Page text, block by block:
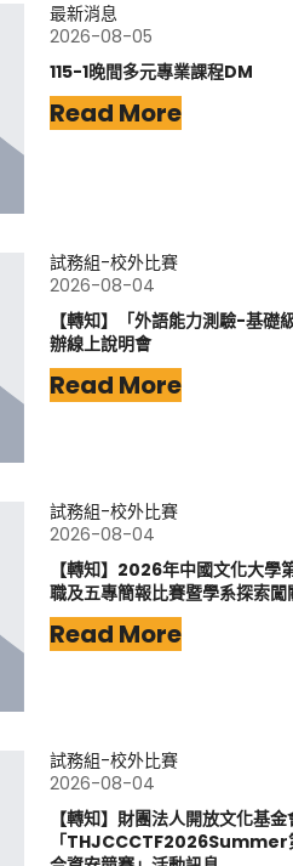
最新消息
2026-08-05
115-1晚間多元專業課程DM
Read More
試務組-校外比賽
2026-08-04
【轉知】「外語能力測驗-基
辦線上說明會
Read More
試務組-校外比賽
2026-08-04
【轉知】2026年中國文化大學
職及五專簡報比賽暨學系探索闖
Read More
試務組-校外比賽
2026-08-04
【轉知】財團法人開放文化基
「THJCCCTF2026Summer